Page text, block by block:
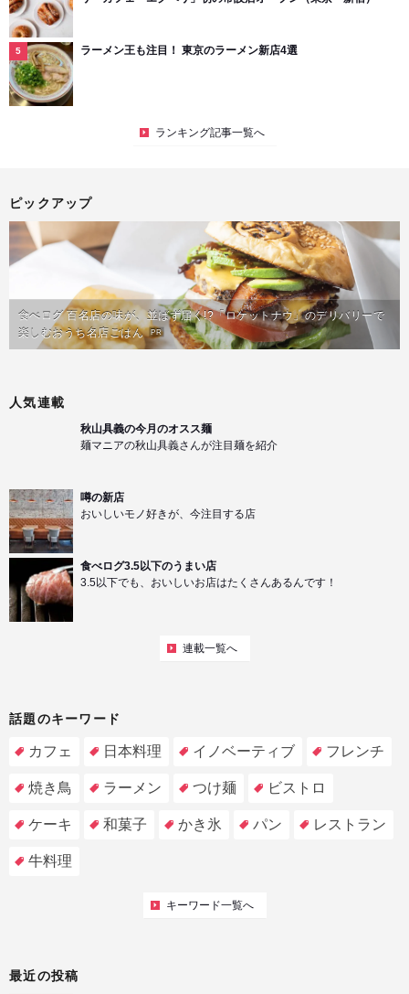
ラーメン王も注目！ 東京のラーメン新店4選
ランキング記事一覧へ
ピックアップ
食べログ 百名店の味が、並ばず届く!?「ロケットナウ」のデリバリーで
楽しむおうち名店ごはん PR
人気連載
秋山具義の今月のオスス麺
麺マニアの秋山具義さんが注目麺を紹介
噂の新店
おいしいモノ好きが、今注目する店
食べログ3.5以下のうまい店
3.5以下でも、おいしいお店はたくさんあるんです！
連載一覧へ
話題のキーワード
カフェ 日本料理 イノベーティブ フレンチ
焼き鳥 ラーメン つけ麺 ビストロ
ケーキ 和菓子 かき氷 パン レストラン
牛料理
キーワード一覧へ
最近の投稿